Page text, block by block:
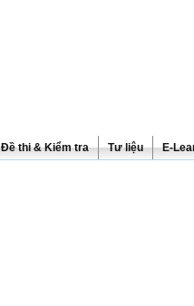
Đề thi & Kiểm tra Tư liệu E-